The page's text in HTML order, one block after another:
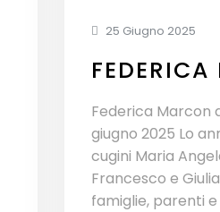
25 Giugno 2025
Federica Marcon
giugno 2025 Lo
cugini Maria
Francesco e
famiglie, parenti